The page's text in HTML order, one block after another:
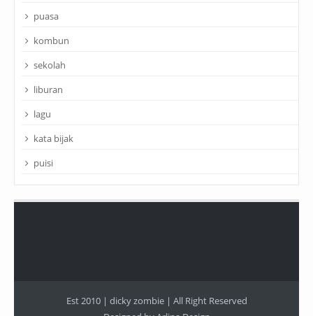
puasa
kombun
sekolah
liburan
lagu
kata bijak
puisi
Est 2010 | dicky zombie| All Right Reserved